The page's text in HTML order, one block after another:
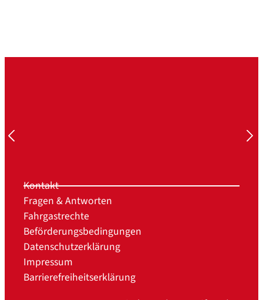
Kontakt
Fragen & Antworten
Fahrgastrechte
Beförderungsbedingungen
Datenschutzerklärung
Impressum
Barrierefreiheitserklärung